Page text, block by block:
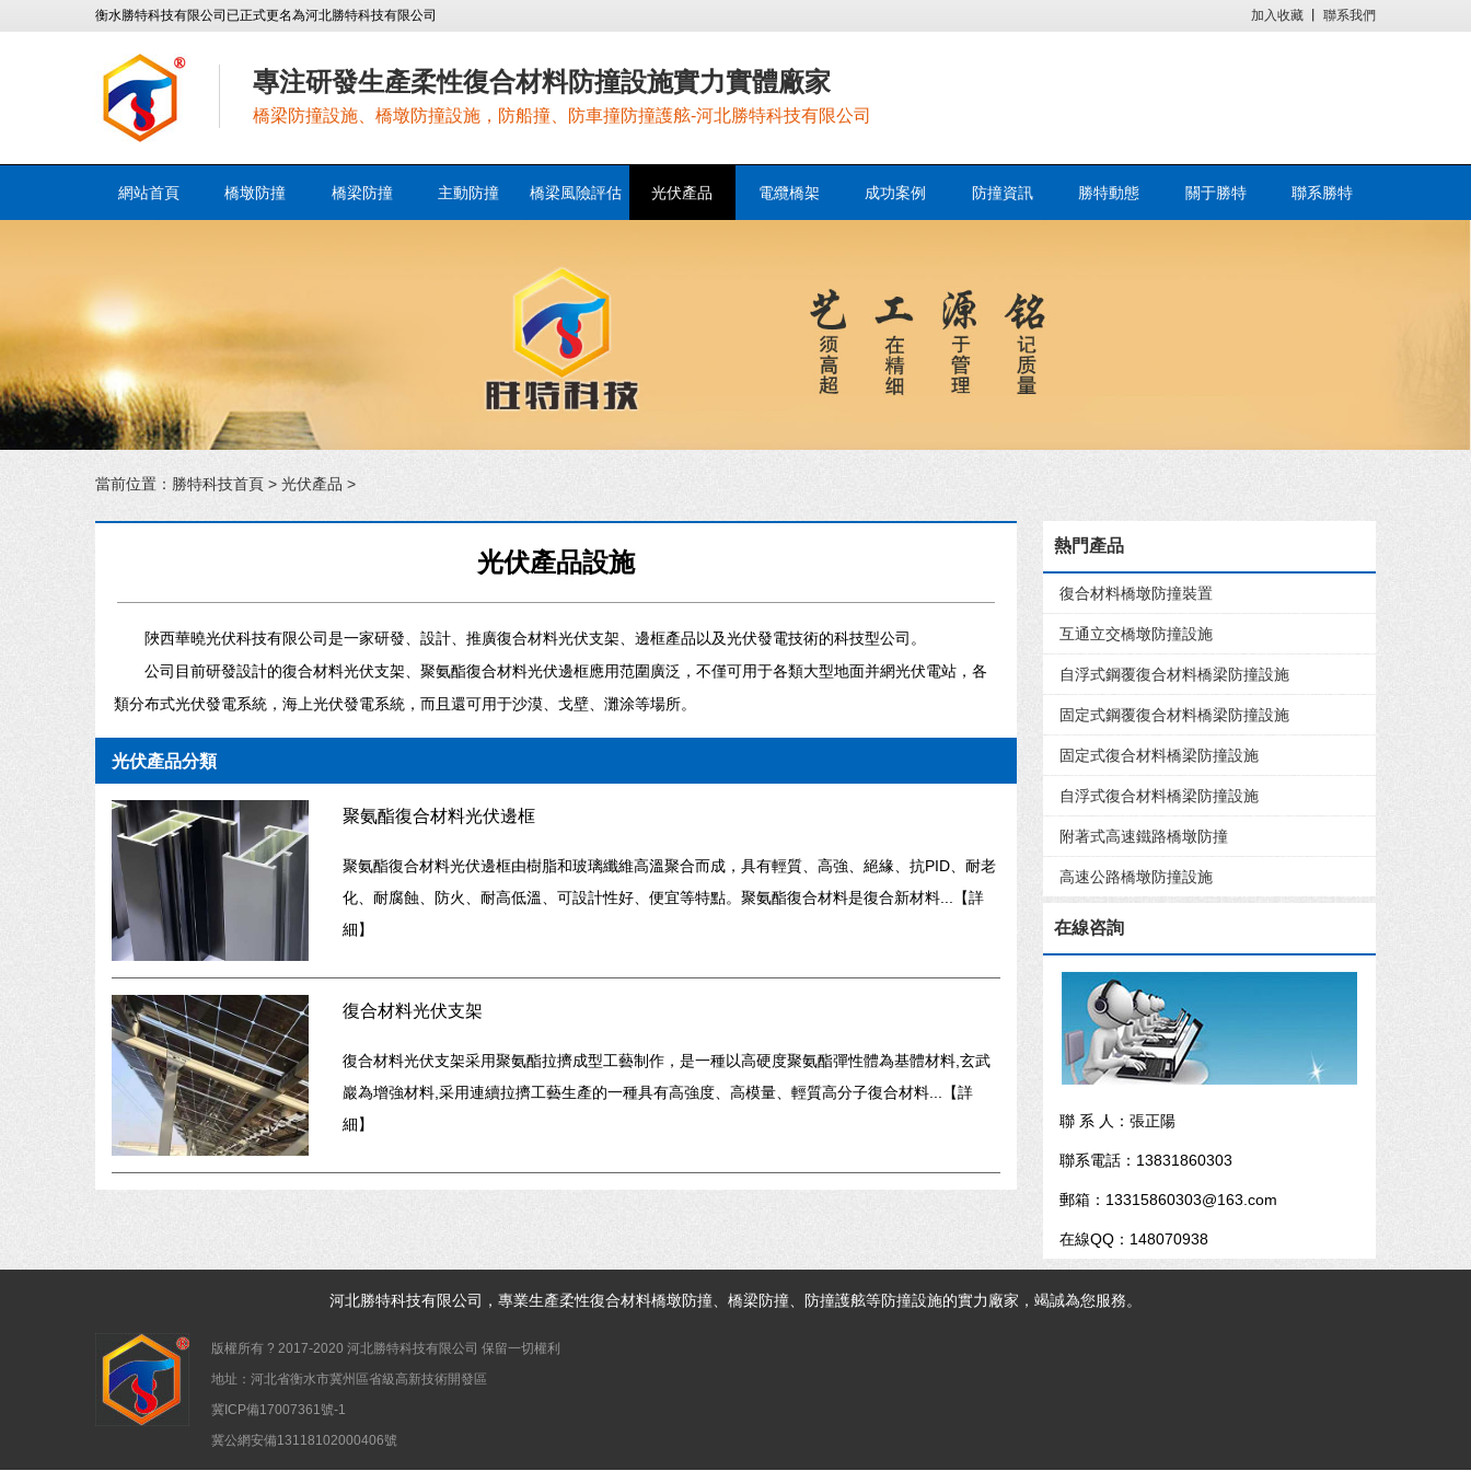
衡水勝特科技有限公司已正式更名為河北勝特科技有限公司 加入收藏 聯系我們
專注研發生產柔性復合材料防撞設施實力實體廠家
橋梁防撞設施、橋墩防撞設施，防船撞、防車撞防撞護舷-河北勝特科技有限公司
網站首頁 橋墩防撞 橋梁防撞 主動防撞 橋梁風險評估 光伏產品 電纜橋架 成功案例 防撞資訊 勝特動態 關于勝特 聯系勝特
當前位置： 勝特科技首頁 > 光伏產品 >
光伏產品設施
陜西華曉光伏科技有限公司是一家研發、設計、推廣復合材料光伏支架、邊框產品以及光伏發電技術的科技型公司。
公司目前研發設計的復合材料光伏支架、聚氨酯復合材料光伏邊框應用范圍廣泛，不僅可用于各類大型地面并網光伏電站，各
類分布式光伏發電系統，海上光伏發電系統，而且還可用于沙漠、戈壁、灘涂等場所。
光伏產品分類
聚氨酯復合材料光伏邊框
聚氨酯復合材料光伏邊框由樹脂和玻璃纖維高溫聚合而成，具有輕質、高強、絕緣、抗PID、耐老
化、耐腐蝕、防火、耐高低溫、可設計性好、便宜等特點。聚氨酯復合材料是復合新材料...【詳
細】
復合材料光伏支架
復合材料光伏支架采用聚氨酯拉擠成型工藝制作，是一種以高硬度聚氨酯彈性體為基體材料,玄武
巖為增強材料,采用連續拉擠工藝生產的一種具有高強度、高模量、輕質高分子復合材料...【詳
細】
熱門產品
復合材料橋墩防撞裝置
互通立交橋墩防撞設施
自浮式鋼覆復合材料橋梁防撞設施
固定式鋼覆復合材料橋梁防撞設施
固定式復合材料橋梁防撞設施
自浮式復合材料橋梁防撞設施
附著式高速鐵路橋墩防撞
高速公路橋墩防撞設施
在線咨詢
聯 系 人：張正陽
聯系電話：13831860303
郵箱：13315860303@163.com
在線QQ：148070938
河北勝特科技有限公司，專業生產柔性復合材料橋墩防撞、橋梁防撞、防撞護舷等防撞設施的實力廠家，竭誠為您服務。
版權所有 ? 2017-2020 河北勝特科技有限公司 保留一切權利
地址：河北省衡水市冀州區省級高新技術開發區
冀ICP備17007361號-1
冀公網安備13118102000406號